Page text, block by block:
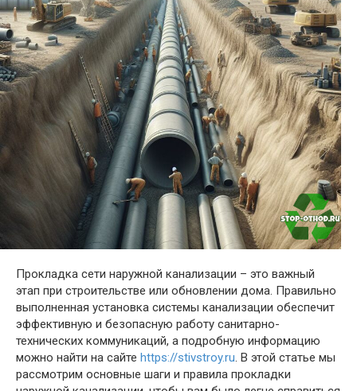
Прокладка сети наружной канализации – это важный
этап при строительстве или обновлении дома. Правильно
выполненная установка системы канализации обеспечит
эффективную и безопасную работу санитарно-
технических коммуникаций, а подробную информацию
можно найти на сайте https://stivstroy.ru. В этой статье мы
рассмотрим основные шаги и правила прокладки